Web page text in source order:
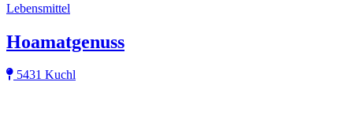
Lebensmittel
Hoamatgenuss
5431 Kuchl